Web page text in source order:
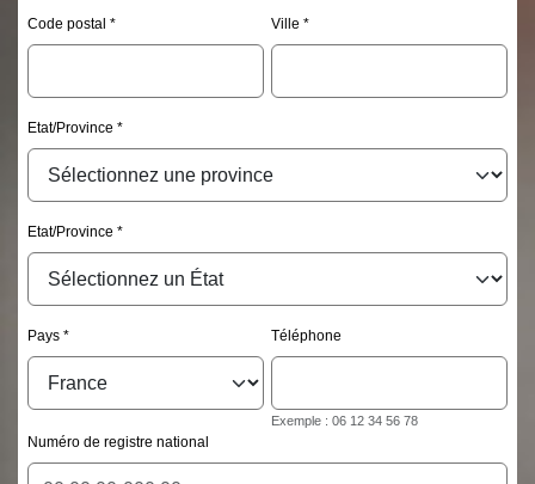
Code postal Ville
Etat/Province
Etat/Province
Pays Téléphone
Exemple : 06 12 34 56 78
Numéro de registre national